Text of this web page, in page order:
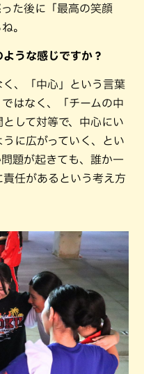
た後に「最高の笑顔
。
うな感じですか？
、「中心」という言葉
はなく、「チームの中
して対等で、中心にい
に広がっていく、とい
題が起きても、誰か一
任があるという考え方